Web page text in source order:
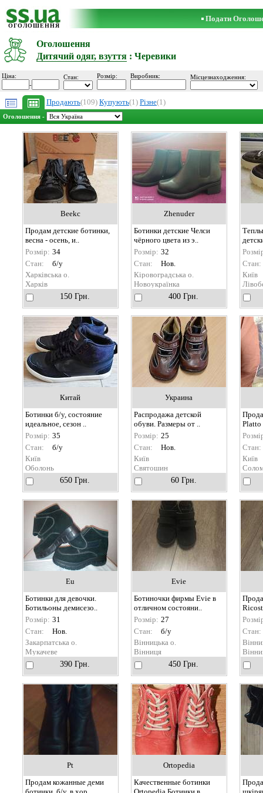
ОГОЛОШЕННЯ
Подати
Оголошення
Дитячий одяг, взуття : Черевики
Ціна:
-
Стан: Розмір: Виробник: Місцезнаходження:
Продають(109) Купують(1) Різне(1)
Оголошення -
Beekc
Продам детские ботинки,
весна - осень, и..
Розмір: 34
Стан:
б/у
Харківська о.
Харків
150 Грн.
Zhenuder
Ботинки детские Челси
чёрного цвета из э..
Розмір: 32
Стан:
Нов.
Кіровоградська о.
Новоукраїнка
400 Грн.
Стан:
Київ
Китай
Ботинки б/у, состояние
идеальное, сезон ..
Розмір: 35
Стан:
б/у
Київ
Оболонь
650 Грн.
Украина
Распродажа детской
обуви. Размеры от ..
Розмір: 25
Стан:
Нов.
Київ
Святошин
60 Грн.
Platto
Стан:
Київ
Eu
Ботинки для девочки.
Ботильоны демисезо..
Розмір: 31
Стан:
Нов.
Закарпатська о.
Мукачеве
390 Грн.
Evie
Ботиночки фирмы Evie в
отличном состояни..
Розмір: 27
Стан:
б/у
Вінницька о.
Вінниця
450 Грн.
Стан:
Pt
Продам кожанные деми
Ortopedia
Качественные ботинки